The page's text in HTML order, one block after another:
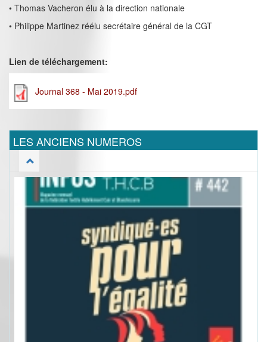
• Thomas Vacheron élu à la direction nationale
• Philippe Martinez réélu secrétaire général de la CGT
Lien de téléchargement:
Journal 368 - Mai 2019.pdf
LES ANCIENS NUMEROS